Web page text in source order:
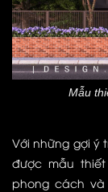
Mẫu
Với những gợi ý
được mẫu
phong cách